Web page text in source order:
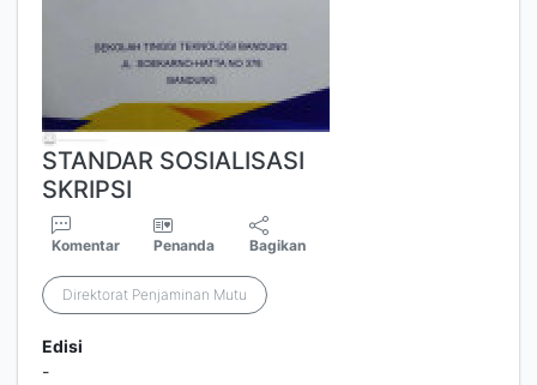
STANDAR SOSIALISASI
SKRIPSI
Komentar Penanda Bagikan
Direktorat Penjaminan Mutu
Edisi
-